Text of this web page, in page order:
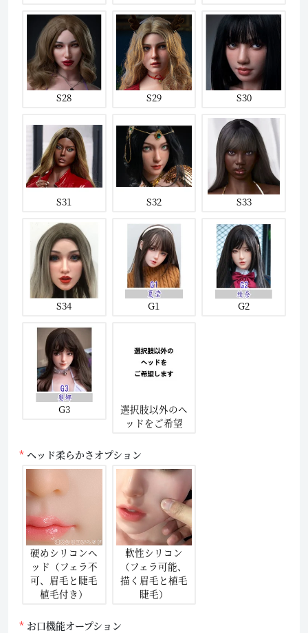
S28 S29 S30
S31 S32 S33
S34 G1 G2
G3
選択肢以外のヘ
ッドをご希望
ヘッド柔らかさオプション
硬めシリコンヘ
ッド（フェラ不
可、眉毛と睫毛
植毛付き）
軟性シリコン
（フェラ可能、
描く眉毛と植毛
睫毛）
お口機能オープション